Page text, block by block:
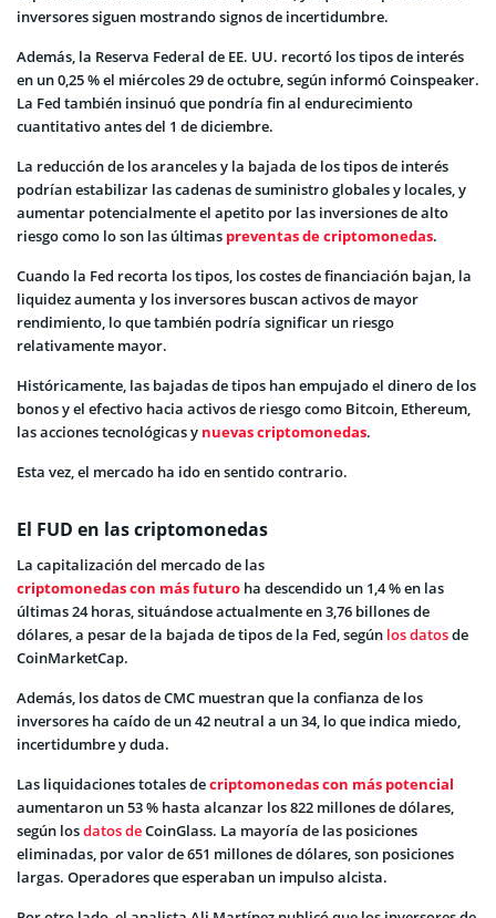
inversores siguen mostrando signos de incertidumbre.
Además, la Reserva Federal de EE. UU. recortó los tipos de interés
en un 0,25 % el miércoles 29 de octubre, según informó Coinspeaker.
La Fed también insinuó que pondría fin al endurecimiento
cuantitativo antes del 1 de diciembre.
La reducción de los aranceles y la bajada de los tipos de interés
podrían estabilizar las cadenas de suministro globales y locales, y
aumentar potencialmente el apetito por las inversiones de alto
riesgo como lo son las últimas preventas de criptomonedas.
Cuando la Fed recorta los tipos, los costes de financiación bajan, la
liquidez aumenta y los inversores buscan activos de mayor
rendimiento, lo que también podría significar un riesgo
relativamente mayor.
Históricamente, las bajadas de tipos han empujado el dinero de los
bonos y el efectivo hacia activos de riesgo como Bitcoin, Ethereum,
las acciones tecnológicas y nuevas criptomonedas.
Esta vez, el mercado ha ido en sentido contrario.
El FUD en las criptomonedas
La capitalización del mercado de las
criptomonedas con más futuro ha descendido un 1,4 % en las
últimas 24 horas, situándose actualmente en 3,76 billones de
dólares, a pesar de la bajada de tipos de la Fed, según los datosde
CoinMarketCap.
Además, los datos de CMC muestran que la confianza de los
inversores ha caído de un 42 neutral a un 34, lo que indica miedo,
incertidumbre y duda.
Las liquidaciones totales decriptomonedas con más potencial
aumentaron un 53 % hasta alcanzar los 822 millones de dólares,
según losdatos deCoinGlass. La mayoría de las posiciones
eliminadas, por valor de 651 millones de dólares, son posiciones
largas. Operadores que esperaban un impulso alcista.